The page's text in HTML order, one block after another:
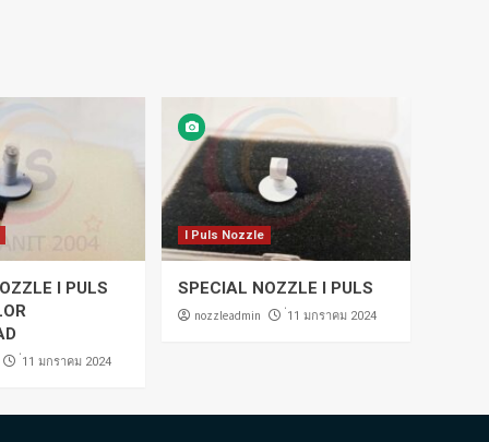
I PULS
่11 มกราคม 2024
I Puls Nozzle
SPECIAL NOZZLE I PULS
nozzleadmin ่11 มกราคม 2024